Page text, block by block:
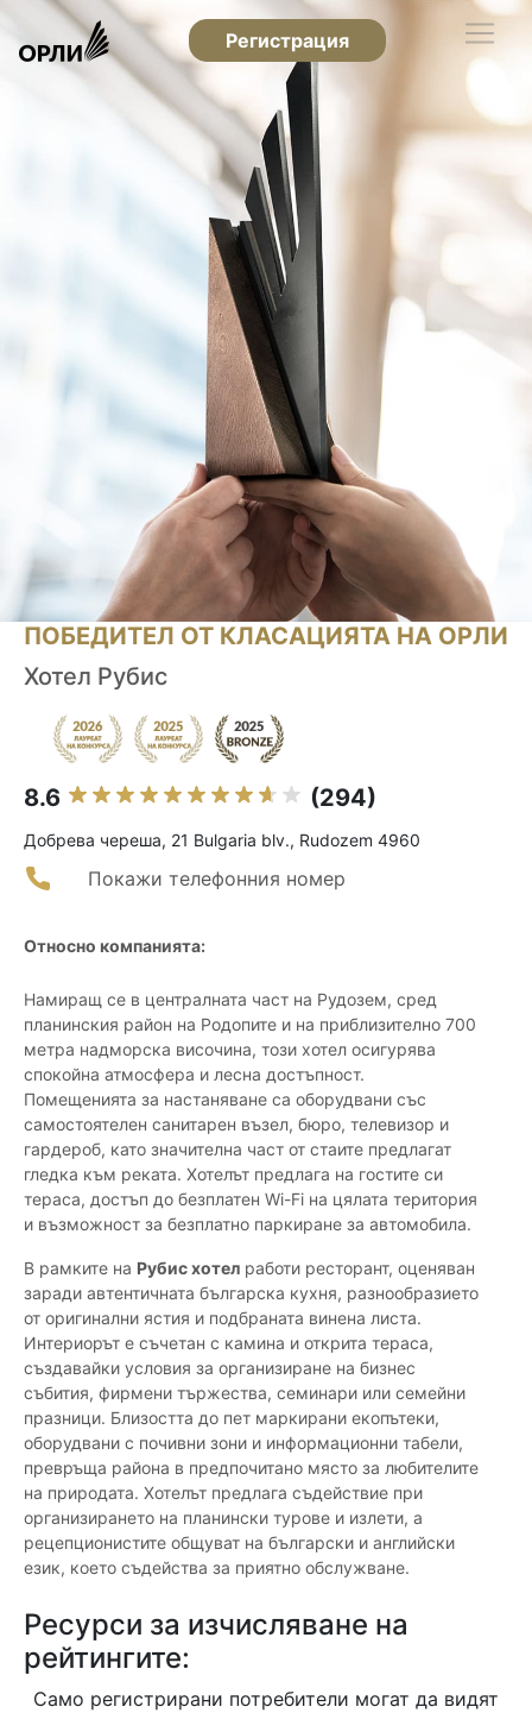
Регистрация
ПОБЕДИТЕЛ ОТ КЛАСАЦИЯТА НА ОРЛИ
Хотел Рубис
8.6 (294)
Добрева череша, 21 Bulgaria blv., Rudozem 4960
Покажи телефонния номер
Относно компанията:
Намиращ се в централната част на Рудозем, сред
планинския район на Родопите и на приблизително 700
метра надморска височина, този хотел осигурява
спокойна атмосфера и лесна достъпност.
Помещенията за настаняване са оборудвани със
самостоятелен санитарен възел, бюро, телевизор и
гардероб, като значителна част от стаите предлагат
гледка към реката. Хотелът предлага на гостите си
тераса, достъп до безплатен Wi-Fi на цялата територия
и възможност за безплатно паркиране за автомобила.
В рамките на Рубис хотел работи ресторант, оценяван
заради автентичната българска кухня, разнообразието
от оригинални ястия и подбраната винена листа.
Интериорът е съчетан с камина и открита тераса,
създавайки условия за организиране на бизнес
събития, фирмени тържества, семинари или семейни
празници. Близостта до пет маркирани екопътеки,
оборудвани с почивни зони и информационни табели,
превръща района в предпочитано място за любителите
на природата. Хотелът предлага съдействие при
организирането на планински турове и излети, а
рецепционистите общуват на български и английски
език, което съдейства за приятно обслужване.
Ресурси за изчисляване на
рейтингите:
Само регистрирани потребители могат да видят